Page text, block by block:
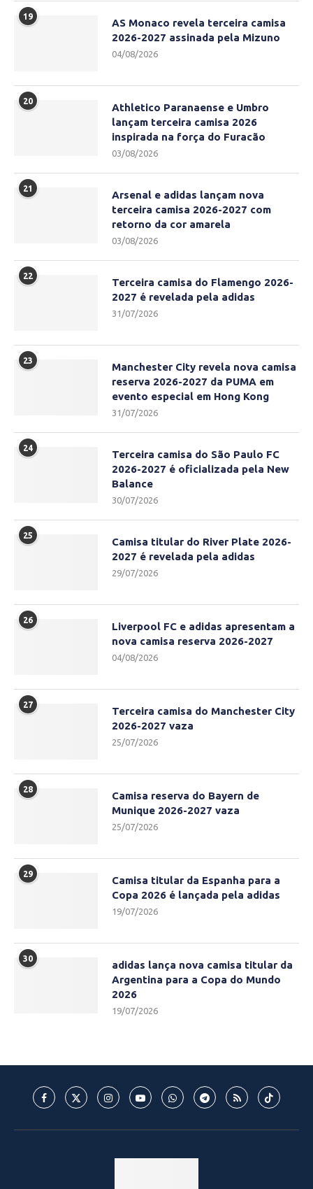
19
AS Monaco revela terceira camisa
2026-2027 assinada pela Mizuno
04/08/2026
20
Athletico Paranaense e Umbro
lançam terceira camisa 2026
inspirada na força do Furacão
03/08/2026
21
Arsenal e adidas lançam nova
terceira camisa 2026-2027 com
retorno da cor amarela
03/08/2026
22
Terceira camisa do Flamengo 2026-
2027 é revelada pela adidas
31/07/2026
23
Manchester City revela nova camisa
reserva 2026-2027 da PUMA em
evento especial em Hong Kong
31/07/2026
24
Terceira camisa do São Paulo FC
2026-2027 é oficializada pela New
Balance
30/07/2026
25
Camisa titular do River Plate 2026-
2027 é revelada pela adidas
29/07/2026
26
Liverpool FC e adidas apresentam a
nova camisa reserva 2026-2027
04/08/2026
27
Terceira camisa do Manchester City
2026-2027 vaza
25/07/2026
28
Camisa reserva do Bayern de
Munique 2026-2027 vaza
25/07/2026
29
Camisa titular da Espanha para a
Copa 2026 é lançada pela adidas
19/07/2026
30
adidas lança nova camisa titular da
Argentina para a Copa do Mundo
2026
19/07/2026